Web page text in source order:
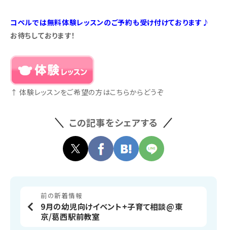
コペルでは無料体験レッスンのご予約も受け付けております♪
お待ちしております！
↑ 体験レッスンをご希望の方はこちらからどうぞ
この記事をシェアする
前の新着情報
9月の幼児向けイベント+子育て相談@東
京/葛西駅前教室